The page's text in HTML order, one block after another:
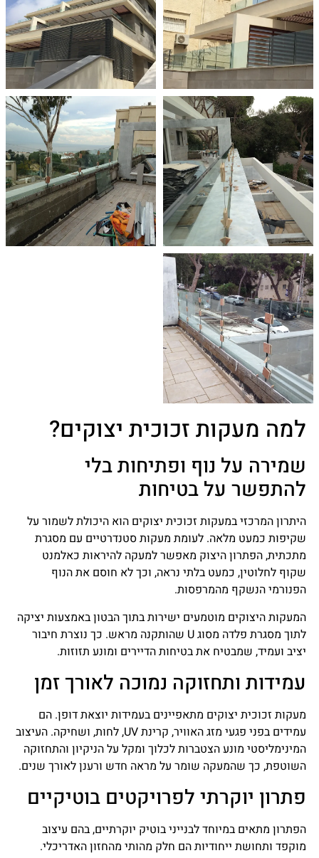
למה מעקות זכוכית יצוקים?
שמירה על נוף ופתיחות בלי
להתפשר על בטיחות
היתרון המרכזי במעקות זכוכית יצוקים הוא היכולת לשמור על
שקיפות כמעט מלאה. לעומת מעקות סטנדרטיים עם מסגרת
מתכתית, הפתרון היצוק מאפשר למעקה להיראות כאלמנט
שקוף לחלוטין, כמעט בלתי נראה, וכך לא חוסם את הנוף
הפנורמי הנשקף מהמרפסות.
המעקות היצוקים מוטמעים ישירות בתוך הבטון באמצעות יציקה
לתוך מסגרת פלדה מסוג U שהותקנה מראש. כך נוצרת חיבור
יציב ועמיד, שמבטיח את בטיחות הדיירים ומונע תזוזות.
עמידות ותחזוקה נמוכה לאורך זמן
מעקות זכוכית יצוקים מתאפיינים בעמידות יוצאת דופן. הם
עמידים בפני פגעי מזג האוויר, קרינת UV, לחות, ושחיקה. העיצוב
המינימליסטי מונע הצטברות לכלוך ומקל על הניקיון והתחזוקה
השוטפת, כך שהמעקה שומר על מראה חדש ורענן לאורך שנים.
פתרון יוקרתי לפרויקטים בוטיקיים
הפתרון מתאים במיוחד לבנייני בוטיק יוקרתיים, בהם עיצוב
מוקפד ותחושת ייחודיות הם חלק מהותי מהחזון האדריכלי.